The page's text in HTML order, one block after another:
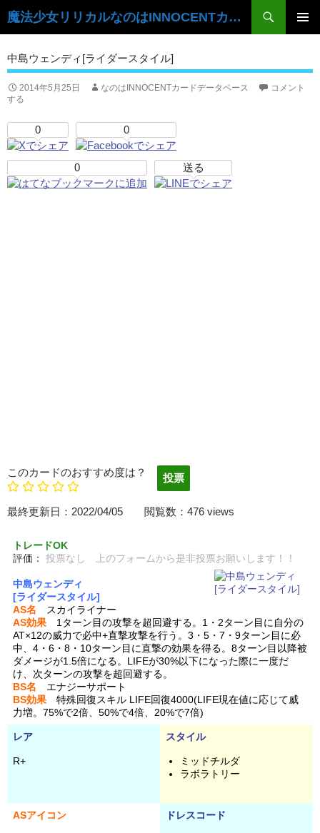
魔法少女リリカルなのはINNOCENTカードデータベース
検
索
イ
ン
テ
ン
ツ
へ
ッ
プ
中島ウェンディ[ライダースタイル]
2014年5月25日 なのはINNOCENTカードデータベース
コメント
する
0 0
0 送る
このカードのおすすめ度は？
最終更新日：2022/04/05 閲覧数：476 views
トレードOK
評価：
投票なし 上のフォームから是非投票お願いします！！
中島ウェンディ
[ライダースタイル]
AS名 スカイライナー
AS効果 1ターン目の攻撃を超回避する。1・2ターン目に自分の
AT×12の威力で必中+直撃攻撃を行う。3・5・7・9ターン目に必
中、4・6・8・10ターン目に直撃の効果を得る。8ターン目以降被
ダメージが1.5倍になる。LIFEが30%以下になった際に一度だ
け、次ターンの攻撃を超回避する。
BS名 エナジーサポート
BS効果 特殊回復スキル LIFE回復4000(LIFE現在値に応じて威
力増。75%で2倍、50%で4倍、20%で7倍)
レア スタイル
R+
ミッドチルダ
ラボラトリー
ASアイコン ドレスコード